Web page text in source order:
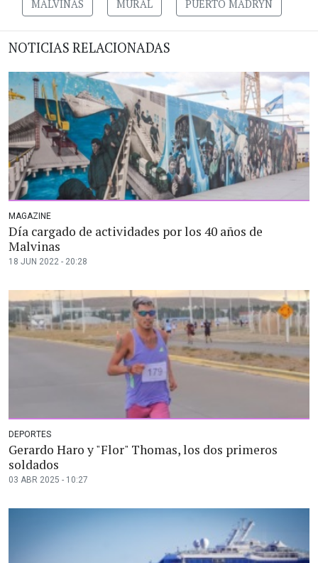
MALVINAS MURAL PUERTO MADRYN
NOTICIAS RELACIONADAS
MAGAZINE
Día cargado de actividades por los 40 años de
Malvinas
18 JUN 2022 - 20:28
DEPORTES
Gerardo Haro y "Flor" Thomas, los dos primeros
soldados
03 ABR 2025 - 10:27